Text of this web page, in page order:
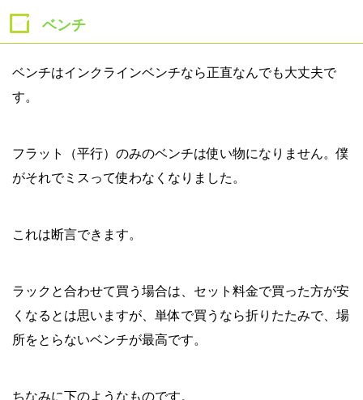
ベンチ
ベンチはインクラインベンチなら正直なんでも大丈夫で
す。
フラット（平行）のみのベンチは使い物になりません。僕
がそれでミスって使わなくなりました。
これは断言できます。
ラックと合わせて買う場合は、セット料金で買った方が安
くなるとは思いますが、単体で買うなら折りたたみで、場
所をとらないベンチが最高です。
ちなみに下のようなものです。